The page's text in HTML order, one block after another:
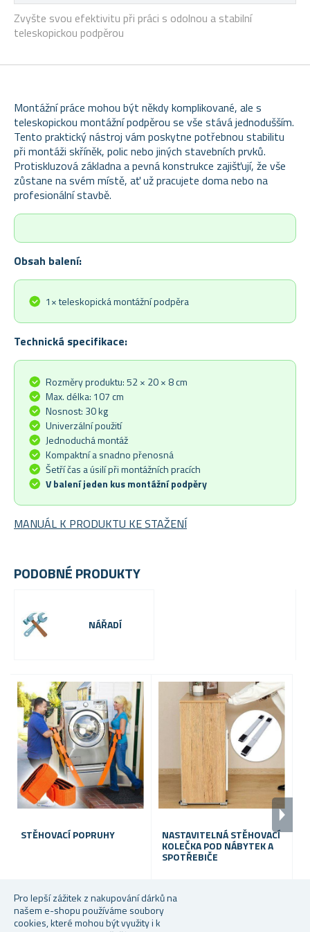
Pro lepší zážitek z nakupování dárků na
našem e-shopu používáme soubory
cookies, které mohou být využity i k
Zvyšte svou efektivitu při práci s odolnou a stabilní
teleskopickou podpěrou
Montážní práce mohou být někdy komplikované, ale s
teleskopickou montážní podpěrou se vše stává jednodušším.
Tento praktický nástroj vám poskytne potřebnou stabilitu
při montáži skříněk, polic nebo jiných stavebních prvků.
Protiskluzová základna a pevná konstrukce zajišťují, že vše
zůstane na svém místě, ať už pracujete doma nebo na
profesionální stavbě.
Obsah balení:
1× teleskopická montážní podpěra
Technická specifikace:
Rozměry produktu: 52 × 20 × 8 cm
Max. délka: 107 cm
Nosnost: 30 kg
Univerzální použití
Jednoduchá montáž
Kompaktní a snadno přenosná
Šetří čas a úsilí při montážních pracích
V balení jeden kus montážní podpěry
MANUÁL K PRODUKTU KE STAŽENÍ
PODOBNÉ PRODUKTY
NÁŘADÍ
STĚHOVACÍ POPRUHY
Od 220 Kč
Skladem
NASTAVITELNÁ STĚHOVACÍ
KOLEČKA POD NÁBYTEK A
SPOTŘEBIČE
299 Kč
Skladem